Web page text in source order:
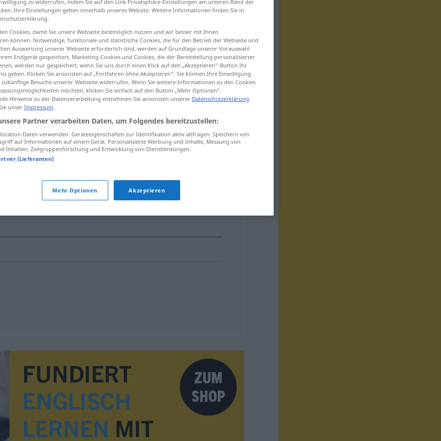
>
für "Gleichgesinnte"
geprüft)
Er nähert sich der Tribüne, liebe
Gleichgesinnte.
zu widerrufen, indem Sie auf den Link Privatsphäre-Einstellungen am unteren Rand der
Ihre Einstellungen gelten innerhalb unseres Website. Weitere Informationen finden Sie in
Cookies, damit Sie unsere Webseite bestmöglich nutzen und wir besser mit Ihnen
können. Notwendige, funktionale und statistische Cookies, die für den Betrieb der Webseite und
Auswertung unserer Webseite erforderlich sind, werden auf Grundlage unserer Vorauswahl
Endgerät gespeichert. Marketing-Cookies und Cookies, die der Bereitstellung personalisierter
werden nur gespeichert, wenn Sie uns durch einen Klick auf den „Akzeptieren“-Button Ihr
geben. Klicken Sie ansonsten auf „Fortfahren ohne Akzeptieren“. Sie können Ihre Einwilligung
Besuche unserer Webseite widerrufen. Wenn Sie weitere Informationen zu den Cookies
möchten, klicken Sie einfach auf den Button „Mehr Optionen“.
Hinweise zu der Datenverarbeitung entnehmen Sie ansonsten unserer Datenschutzerklärung.
unser Impressum.
Partner verarbeiten Daten, um Folgendes bereitzustellen:
Daten verwenden. Geräteeigenschaften zur Identifikation aktiv abfragen. Speichern von
auf Informationen auf einem Gerät. Personalisierte Werbung und Inhalte, Messung von
Inhalten, Zielgruppenforschung und Entwicklung von Dienstleistungen.
(Lieferanten)
Mehr Optionen Akzeptieren